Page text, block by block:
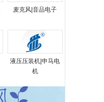
麦克风|音品电子
液压压装机|申马电
机